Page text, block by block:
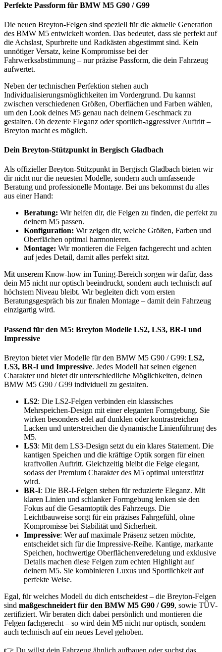
Perfekte Passform für BMW M5 G90 / G99
Die neuen Breyton-Felgen sind speziell für die aktuelle Generation
des BMW M5 entwickelt worden. Das bedeutet, dass sie perfekt auf
die Achslast, Spurbreite und Radkästen abgestimmt sind. Kein
unnötiger Versatz, keine Kompromisse bei der
Fahrwerksabstimmung – nur präzise Passform, die dein Fahrzeug
aufwertet.
Neben der technischen Perfektion stehen auch
Individualisierungsmöglichkeiten im Vordergrund. Du kannst
zwischen verschiedenen Größen, Oberflächen und Farben wählen,
um den Look deines M5 genau nach deinem Geschmack zu
gestalten. Ob dezente Eleganz oder sportlich-aggressiver Auftritt –
Breyton macht es möglich.
Dein Breyton-Stützpunkt in Bergisch Gladbach
Als offizieller Breyton-Stützpunkt in Bergisch Gladbach bieten wir
dir nicht nur die neuesten Modelle, sondern auch umfassende
Beratung und professionelle Montage. Bei uns bekommst du alles
aus einer Hand:
Beratung: Wir helfen dir, die Felgen zu finden, die perfekt zu
deinem M5 passen.
Konfiguration: Wir zeigen dir, welche Größen, Farben und
Oberflächen optimal harmonieren.
Montage: Wir montieren die Felgen fachgerecht und achten
auf jedes Detail, damit alles perfekt sitzt.
Mit unserem Know-how im Tuning-Bereich sorgen wir dafür, dass
dein M5 nicht nur optisch beeindruckt, sondern auch technisch auf
höchstem Niveau bleibt. Wir begleiten dich vom ersten
Beratungsgespräch bis zur finalen Montage – damit dein Fahrzeug
einzigartig wird.
Passend für den M5: Breyton Modelle LS2, LS3, BR-I und
Impressive
Breyton bietet vier Modelle für den BMW M5 G90 / G99: LS2,
LS3, BR-I und Impressive. Jedes Modell hat seinen eigenen
Charakter und bietet dir unterschiedliche Möglichkeiten, deinen
BMW M5 G90 / G99 individuell zu gestalten.
LS2: Die LS2-Felgen verbinden ein klassisches
Mehrspeichen-Design mit einer eleganten Formgebung. Sie
wirken besonders edel auf dunklen oder kontrastreichen
Lacken und unterstreichen die dynamische Linienführung des
M5.
LS3: Mit dem LS3-Design setzt du ein klares Statement. Die
kantigen Speichen und die kräftige Optik sorgen für einen
kraftvollen Auftritt. Gleichzeitig bleibt die Felge elegant,
sodass der Premium Charakter des M5 optimal unterstützt
wird.
BR-I: Die BR-I-Felgen stehen für reduzierte Eleganz. Mit
klaren Linien und schlanker Formgebung lenken sie den
Fokus auf die Gesamtoptik des Fahrzeugs. Die
Leichtbauweise sorgt für ein präzises Fahrgefühl, ohne
Kompromisse bei Stabilität und Sicherheit.
Impressive: Wer auf maximale Präsenz setzen möchte,
entscheidet sich für die Impressive-Reihe. Kantige, markante
Speichen, hochwertige Oberflächenveredelung und exklusive
Details machen diese Felgen zum echten Highlight auf
deinem M5. Sie kombinieren Luxus und Sportlichkeit auf
perfekte Weise.
Egal, für welches Modell du dich entscheidest – die Breyton-Felgen
sind maßgeschneidert für den BMW M5 G90 / G99, sowie TÜV-
zertifiziert. Wir beraten dich dabei persönlich und montieren die
Felgen fachgerecht – so wird dein M5 nicht nur optisch, sondern
auch technisch auf ein neues Level gehoben.
👉 Du willst dein Fahrzeug ähnlich aufbauen oder suchst das